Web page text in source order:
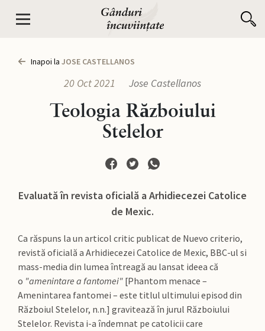
Inapoi la JOSE CASTELLANOS
20 Oct 2021 Jose Castellanos
Teologia Războiului
Stelelor
Evaluată în revista oficială a Arhidiecezei Catolice
de Mexic.
Ca răspuns la un articol critic publicat de Nuevo criterio,
revistă oficială a Arhidiecezei Catolice de Mexic, BBC-ul si
mass-media din lumea întreagă au lansat ideea că
o "amenintare a fantomei" [Phantom menace –
Amenintarea fantomei – este titlul ultimului episod din
Războiul Stelelor, n.n.] gravitează în jurul Războiului
Stelelor. Revista i-a îndemnat pe catolicii care